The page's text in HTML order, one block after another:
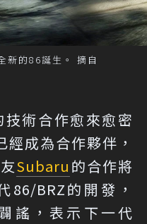
新的86誕生。 摘自
術合作愈來愈密
經成為合作夥伴 ，
Subaru 的合作將
86/BRZ的開發，
謠，表示下一代